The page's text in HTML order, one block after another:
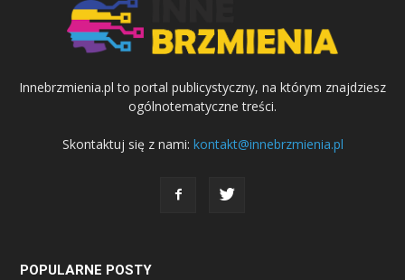
Innebrzmienia.pl to portal publicystyczny, na którym znajdziesz
ogólnotematyczne treści.
Skontaktuj się z nami: kontakt@innebrzmienia.pl
POPULARNE POSTY